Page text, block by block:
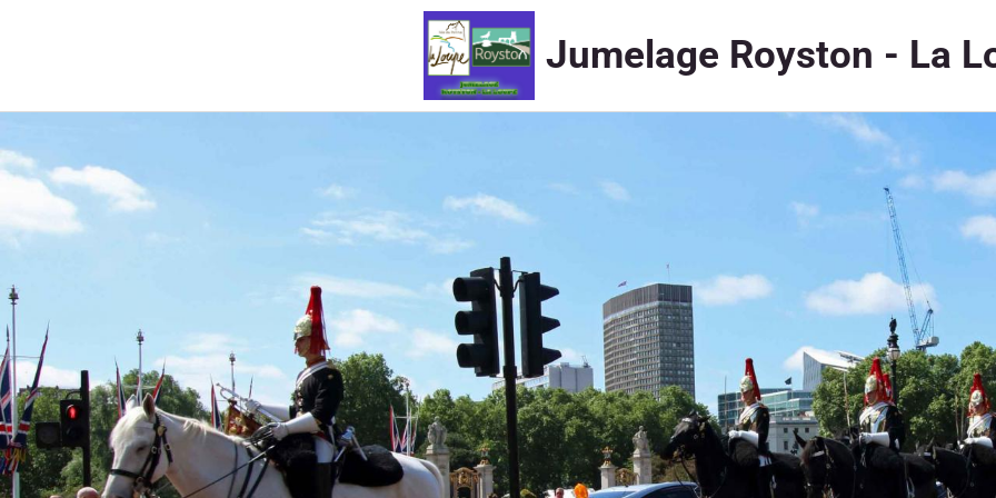
Jumelage Royston - La